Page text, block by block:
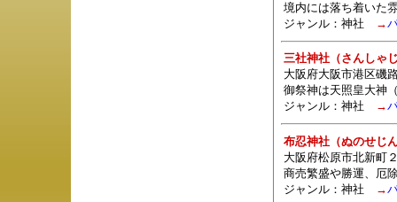
境内には落ち着いた
ジャンル： 神社 →
三社神社（さんしゃ
大阪府大阪市港区磯
御祭神は天照皇大神
ジャンル： 神社 →
布忍神社（ぬのせじ
大阪府松原市北新町
商売繁盛や勝運、厄
ジャンル： 神社 →